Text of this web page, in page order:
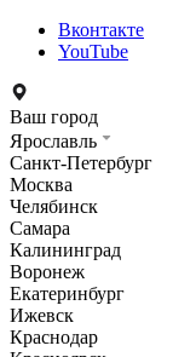
Вконтакте
YouTube
Ваш город
Ярославль
Санкт-Петербург
Москва
Челябинск
Самара
Калининград
Воронеж
Екатеринбург
Ижевск
Краснодар